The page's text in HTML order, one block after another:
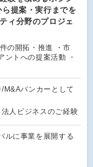
提案・実行までを
ィ分野のプロジェ
の開拓・推進 ・市
ントへの提案活動 ・
M&Aバンカーとして
人ビジネスのご経験
ルに事業を展開する